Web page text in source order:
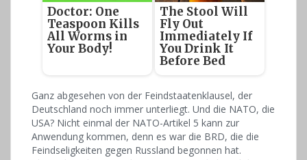
Doctor: One
Teaspoon Kills
All Worms in
Your Body!
The Stool Will
Fly Out
Immediately If
You Drink It
Before Bed
Ganz abgesehen von der Feindstaatenklausel, der
Deutschland noch immer unterliegt. Und die NATO, die
USA? Nicht einmal der NATO-Artikel 5 kann zur
Anwendung kommen, denn es war die BRD, die die
Feindseligkeiten gegen Russland begonnen hat.